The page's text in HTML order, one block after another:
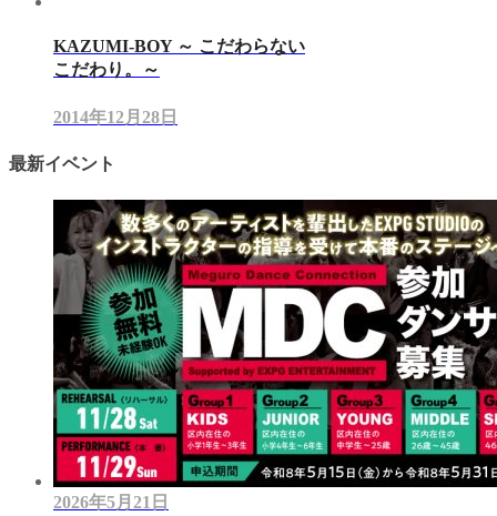
KAZUMI-BOY ～ こだわらない
こだわり。～
2014年12月28日
最新イベント
2026年5月21日